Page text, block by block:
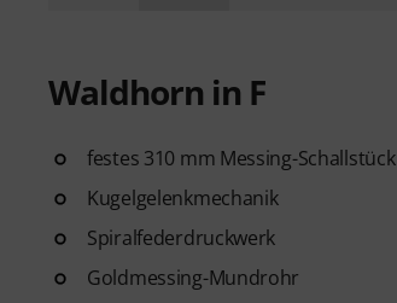
Waldhorn in F
festes 310 mm Messing-Schallstück
Kugelgelenkmechanik
Spiralfederdruckwerk
Goldmessing-Mundrohr